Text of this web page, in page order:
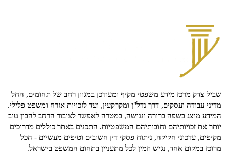
שביל צדק מרכז מידע משפטי מקיף ומעודכן במגוון רחב של תחומים, החל
מדיני עבודה ועסקים, דרך נדל"ן ומקרקעין, ועד לזכויות אזרח ומשפט פלילי.
המידע מוצג בשפה ברורה ונגישה, במטרה לאפשר לציבור הרחב להבין טוב
יותר את זכויותיהם וחובותיהם המשפטיות. התכנים באתר כוללים מדריכים
מקיפים, עדכוני חקיקה, ניתוח פסקי דין חשובים וטיפים מעשיים - הכל
מרוכז במקום אחד, נגיש וזמין לכל מתעניין בתחום המשפט בישראל.